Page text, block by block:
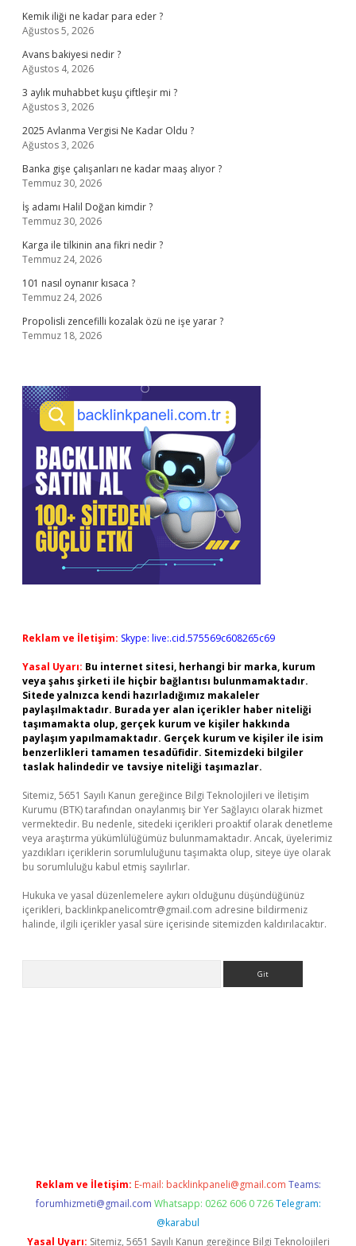
Kemik iliği ne kadar para eder ?
Ağustos 5, 2026
Avans bakiyesi nedir ?
Ağustos 4, 2026
3 aylık muhabbet kuşu çiftleşir mi ?
Ağustos 3, 2026
2025 Avlanma Vergisi Ne Kadar Oldu ?
Ağustos 3, 2026
Banka gişe çalışanları ne kadar maaş alıyor ?
Temmuz 30, 2026
İş adamı Halil Doğan kimdir ?
Temmuz 30, 2026
Karga ile tilkinin ana fikri nedir ?
Temmuz 24, 2026
101 nasıl oynanır kısaca ?
Temmuz 24, 2026
Propolisli zencefilli kozalak özü ne işe yarar ?
Temmuz 18, 2026
Reklam ve İletişim: Skype: live:.cid.575569c608265c69
Yasal Uyarı: Bu internet sitesi, herhangi bir marka, kurum
veya şahıs şirketi ile hiçbir bağlantısı bulunmamaktadır.
Sitede yalnızca kendi hazırladığımız makaleler
paylaşılmaktadır. Burada yer alan içerikler haber niteliği
taşımamakta olup, gerçek kurum ve kişiler hakkında
paylaşım yapılmamaktadır. Gerçek kurum ve kişiler ile isim
benzerlikleri tamamen tesadüfidir. Sitemizdeki bilgiler
taslak halindedir ve tavsiye niteliği taşımazlar.
Sitemiz, 5651 Sayılı Kanun gereğince Bilgi Teknolojileri ve İletişim
Kurumu (BTK) tarafından onaylanmış bir Yer Sağlayıcı olarak hizmet
vermektedir. Bu nedenle, sitedeki içerikleri proaktif olarak denetleme
veya araştırma yükümlülüğümüz bulunmamaktadır. Ancak, üyelerimiz
yazdıkları içeriklerin sorumluluğunu taşımakta olup, siteye üye olarak
bu sorumluluğu kabul etmiş sayılırlar.
Hukuka ve yasal düzenlemelere aykırı olduğunu düşündüğünüz
içerikleri, backlinkpanelicomtr@gmail.com adresine bildirmeniz
halinde, ilgili içerikler yasal süre içerisinde sitemizden kaldırılacaktır.
Reklam ve İletişim: E-mail: backlinkpaneli@gmail.com Teams:
forumhizmeti@gmail.com Whatsapp: 0262 606 0 726 Telegram:
@karabul
Yasal Uyarı: Sitemiz, 5651 Sayılı Kanun gereğince Bilgi Teknolojileri